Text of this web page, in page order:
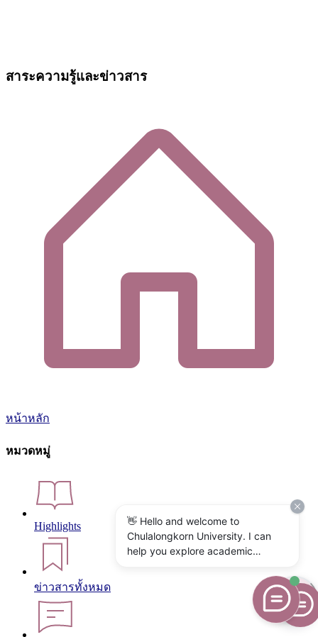
สาระความรู้และข่าวสาร
หน้าหลัก
หมวดหมู่
Highlights
ข่าวสารทั้งหมด
👋 Hello and welcome to
Chulalongkorn University. I can
help you explore academic